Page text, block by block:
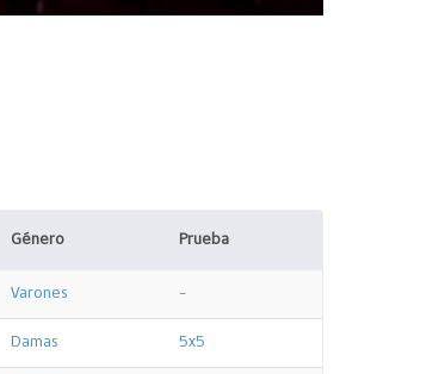
Género Prueba
Varones -
Damas 5x5